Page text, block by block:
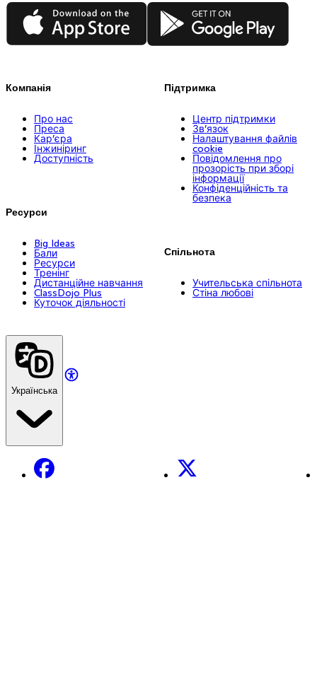
App Store Google Play
Компанія
Про нас
Преса
Кар’єра
Інжиніринг
Доступність
Ресурси
Big Ideas
Бали
Ресурси
Тренінг
Дистанційне навчання
ClassDojo Plus
Куточок діяльності
Підтримка
Центр підтримки
Зв’язок
Налаштування файлів
cookie
Повідомлення про
прозорість при зборі
інформації
Конфіденційність та
безпека
Спільнота
Учительська спільнота
Стіна любові
Українська
Facebook X